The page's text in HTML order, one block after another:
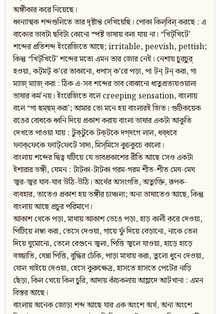
অঙ্গীকার করে নিয়েছে।
ধ্বন্যাত্মক শব্দগুলিতে তার দৃষ্টান্ত দেখিয়েছি। পোকা কিল্‌বিল্‌ করছে : এ
বাক্যের ভাবটা ছবিটা কোনো স্পষ্ট ভাষায় বলা যায় না। “খিট্‌খিটে’
শব্দের প্রতিশব্দ ইংরেজিতে আছে; irritable, peevish, pettish;
কিন্তু “খিট্‌খিটে’ শব্দের মতো এমন তার জোর নেই। নেশায় চুর্‌চুর্‌
হওয়া, কট্‌মট্‌ ক’রে তাকানো, ধপাস্‌ ক’রে পড়া, পা টন্‌ টন্‌ করা, গা
ম্যাজ্‌ ম্যাজ্‌ করা : ঠিক এ-সব শব্দের ভাব বোঝানো ধাতুপ্রত্যয়ওয়ালা
ভাষার কর্ম নয়। ইংরেজিতে বলে creeping sensation, বাংলায়
বলে “গা ছম্‌ছম্‌ করা’; আমার তো মনে হয় বাংলারই জিত। গুটিকয়েক
রঙের বোধকে ধ্বনি দিয়ে প্রকাশ করায় বাংলা ভাষার একটা আকুতি
দেখতে পাওয়া যায় : টুক্‌টুকে টক্‌টকে দগ্‌দগে লাল, ধব্‌ধবে
ফ্যাক্‌ফেকে ফ্যাট্‌ফেটে সাদা, মিস্‌মিসে কুচকুচে কালো।
বাংলায় শব্দের দ্বিত্ব ঘটিয়ে যে ভাবপ্রকাশের রীতি আছে সেও একটা
ইশারার ভঙ্গী, যেমন : টাটকা-টাটকা গরম-গরম শীত-শীত মেঘ-মেঘ
জ্বর-জ্বর যাব-যাব উঠি-উঠি। অর্থের অসংগতি, অত্যুক্তি, রূপক-
ব্যবহার, তাতেও প্রকাশ হয় ভঙ্গীর চাঞ্চল্য; অন্য ভাষাতেও আছে, কিন্তু
বাংলায় আছে প্রচুর পরিমাণে।
আকাশ থেকে পড়া, মাথায় আকাশ ভেঙে পড়া, হাড় কালী করে দেওয়া,
পিটিয়ে লম্বা করা, তেসে দেওয়া, গায়ে ফুঁ দিয়ে বেড়ানো, নাকে তেল
দিয়ে ঘুমোনো, তেলে বেগুনে জ্বলা, পিত্তি জ্বলে যাওয়া, হাড়ে হাড়ে
বজ্জাতি, ঘেন্না পিত্তি, বুদ্ধির ঢেঁকি, পাড়া মাথায় করা, তুলো ধুনে দেওয়া,
ঘোল খাইয়ে দেওয়া, হেসে কুরুক্ষেত্র, হাসতে হাসতে পেটের নাড়ি
ছেঁড়া, কিল খেয়ে কিল চুরি, আদায় কাঁচকলায় আহ্লাদে আটখানা : এমন
বিস্তর আছে।
বাংলায় অনেক জোড়া শব্দ আছে যার এক অংশে অর্থ, অন্য অংশে